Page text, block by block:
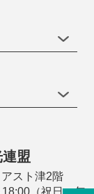
盟
スト津2階
（祝日・年